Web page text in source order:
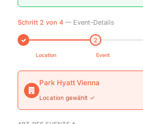
Schritt 2 von 4 — Event-Details
2
Location Event
Park Hyatt Vienna
Location gewählt ✓